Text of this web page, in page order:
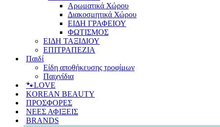
Αρωματικά Χώρου
Διακοσμητικά Χώρου
ΕΙΔΗ ΓΡΑΦΕΙΟΥ
ΦΩΤΙΣΜΟΣ
ΕΙΔΗ ΤΑΞΙΔΙΟΥ
ΕΠΙΤΡΑΠΕΖΙΑ
Παιδί
Είδη αποθήκευσης τροφίμων
Παιχνίδια
🐾LOVE
KOREAN BEAUTY
ΠΡΟΣΦΟΡΕΣ
ΝΕΕΣ ΑΦΙΞΕΙΣ
BRANDS